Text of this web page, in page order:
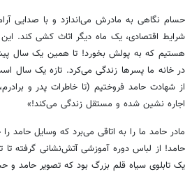
حسام نگاهی به مادرش می‌اندازد و با صدایی
شرایط اقتصادی، یک ماه دیگر اثاث کشی کند. این
هستیم که به پولش بخورد! تا همین یک سال
در خانه ما پسرها زندگی می‌کرد. تازه یک سال
از شهادت حامد فروختیم (تا خاطرات پدر و
اجاره نشین شده و مستقل زندگی می‌کند!»
مادر حامد ما را به اتاقی می‌برد که وسایل حامد را
حامد! از لباس دوره آموزشی آتش‌نشانی گرفته
یک تابلوی سیاه قلم بزرگ بود که تصویر حامد و